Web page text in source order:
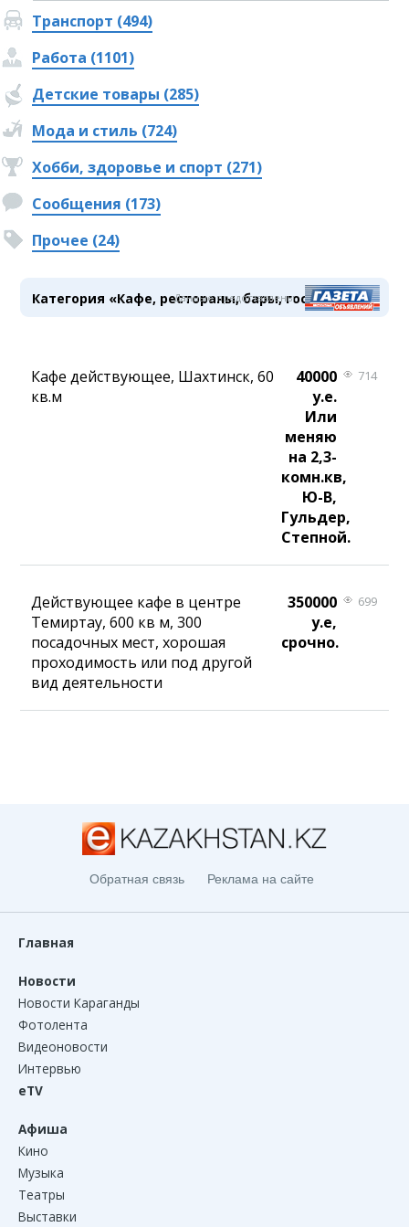
Транспорт (494)
Работа (1101)
Детские товары (285)
Мода и стиль (724)
Хобби, здоровье и спорт (271)
Сообщения (173)
Прочее (24)
Категория «Кафе, рестораны, бары, гостиницы»
Данные предоставлены
Кафе действующее, Шахтинск, 60
кв.м
40000
у.е.
Или
меняю
на 2,3-
комн.кв,
Ю-В,
Гульдер,
Степной.
714
Действующее кафе в центре
Темиртау, 600 кв м, 300
посадочных мест, хорошая
проходимость или под другой
вид деятельности
350000
у.е,
срочно.
699
Обратная связь Реклама на сайте
Главная
Новости
Новости Караганды
Фотолента
Видеоновости
Интервью
eTV
Афиша
Кино
Музыка
Театры
Выставки